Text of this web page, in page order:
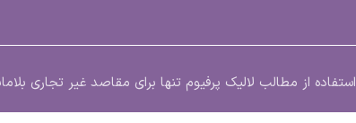
استفاده از مطالب لالیک پرفیوم تنها برای مقاصد غیر تجاری